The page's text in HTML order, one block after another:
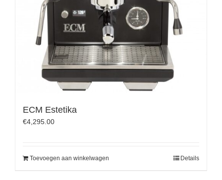
ECM Estetika
€4,295.00
Toevoegen aan winkelwagen Details